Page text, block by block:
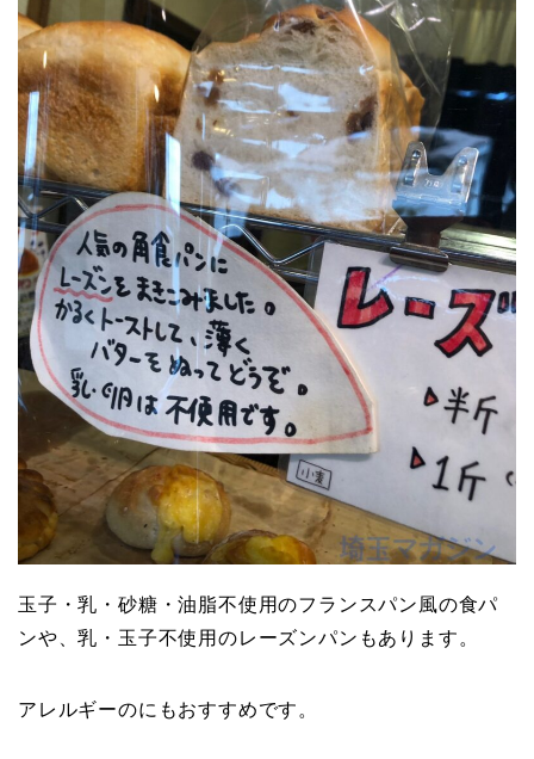
玉子・乳・砂糖・油脂不使用のフランスパン風の食パ
ンや、乳・玉子不使用のレーズンパンもあります。
アレルギーのにもおすすめです。